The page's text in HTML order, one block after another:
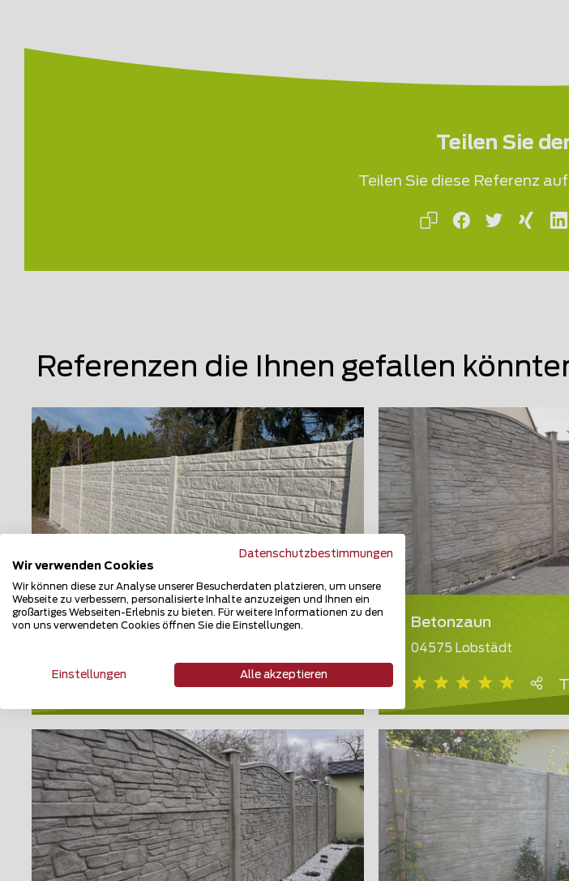
Teilen Sie
Teilen Sie diese Referenz
Referenzen die Ihnen gefallen
Betonzaun
Teilen
Betonzaun
04575 Lobstädt
Datenschutzbestimmungen
Wir verwenden Cookies
Wir können diese zur Analyse unserer Besucherdaten platzieren, um unsere
Webseite zu verbessern, personalisierte Inhalte anzuzeigen und Ihnen ein
großartiges Webseiten-Erlebnis zu bieten. Für weitere Informationen zu den
von uns verwendeten Cookies öffnen Sie die Einstellungen.
Einstellungen Alle akzeptieren